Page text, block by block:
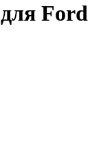
Ford